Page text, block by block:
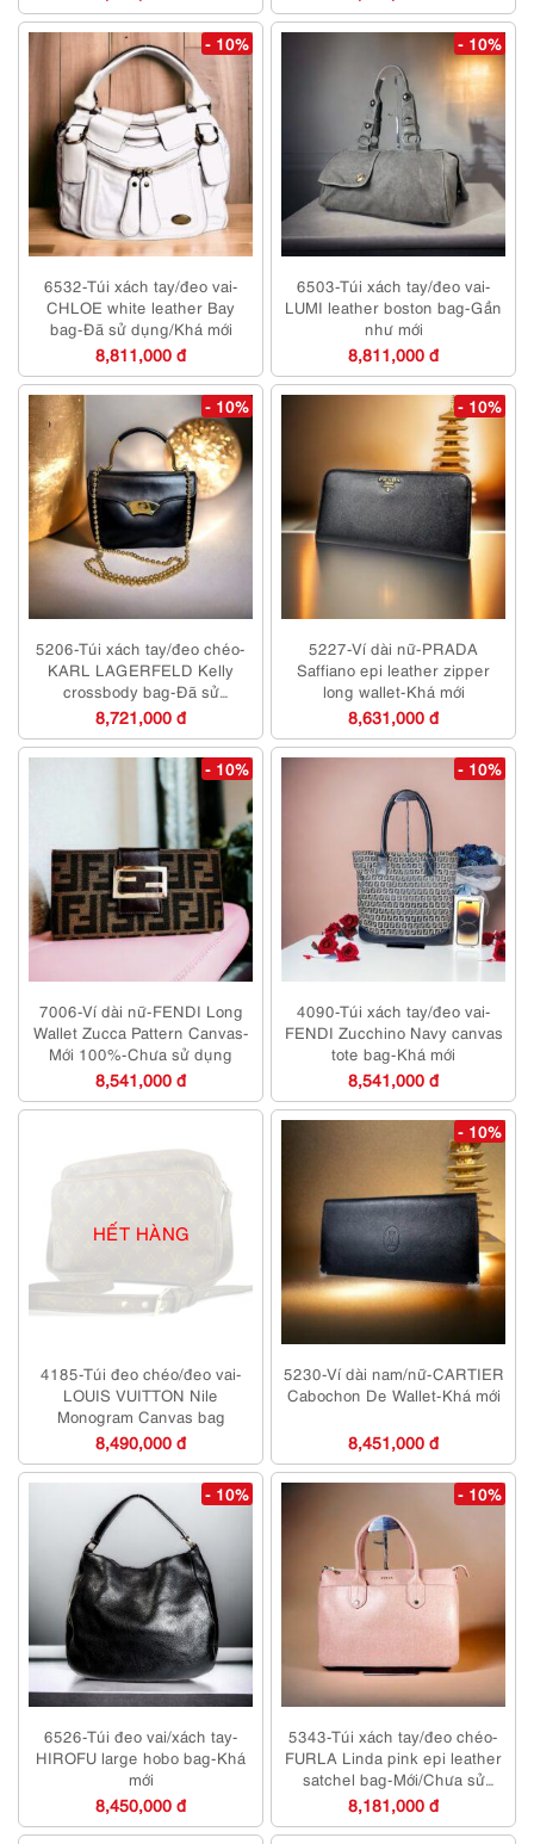
- 10%
6532-Túi xách tay/đeo vai-
CHLOE white leather Bay
bag-Đã sử dụng/Khá mới
8,811,000 đ
- 10%
6503-Túi xách tay/đeo vai-
LUMI leather boston bag-Gần
như mới
8,811,000 đ
- 10%
5206-Túi xách tay/đeo chéo-
KARL LAGERFELD Kelly
crossbody bag-Đã sử
dụng/Khá mới
8,721,000 đ
- 10%
5227-Ví dài nữ-PRADA
Saffiano epi leather zipper
long wallet-Khá mới
8,631,000 đ
- 10%
7006-Ví dài nữ-FENDI Long
Wallet Zucca Pattern Canvas-
Mới 100%-Chưa sử dụng
8,541,000 đ
- 10%
4090-Túi xách tay/đeo vai-
FENDI Zucchino Navy canvas
tote bag-Khá mới
8,541,000 đ
HẾT HÀNG
4185-Túi đeo chéo/đeo vai-
LOUIS VUITTON Nile
Monogram Canvas bag
8,490,000 đ
- 10%
5230-Ví dài nam/nữ-CARTIER
Cabochon De Wallet-Khá mới
8,451,000 đ
- 10%
6526-Túi đeo vai/xách tay-
HIROFU large hobo bag-Khá
mới
8,450,000 đ
- 10%
5343-Túi xách tay/đeo chéo-
FURLA Linda pink epi leather
satchel bag-Mới/Chưa sử
dụng
8,181,000 đ